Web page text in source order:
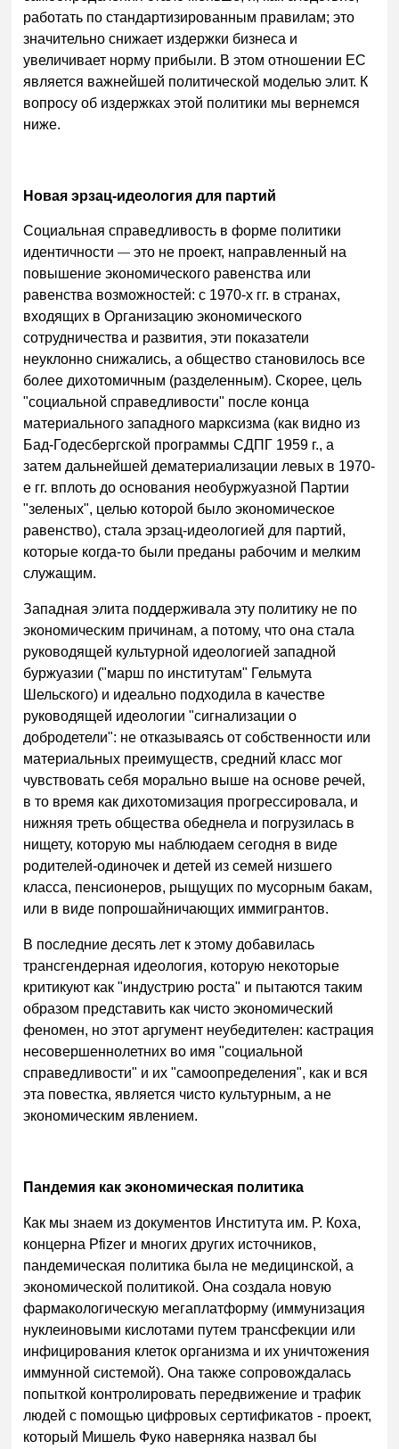
работать по стандартизированным правилам; это
значительно снижает издержки бизнеса и
увеличивает норму прибыли. В этом отношении ЕС
является важнейшей политической моделью элит. К
вопросу об издержках этой политики мы вернемся
ниже.
Новая эрзац-идеология для партий
Социальная справедливость в форме политики
идентичности— это не проект, направленный на
повышение экономического равенства или
равенства возможностей: с 1970-х гг. в странах,
входящих в Организацию экономического
сотрудничества и развития, эти показатели
неуклонно снижались, а общество становилось все
более дихотомичным (разделенным). Скорее, цель
"социальной справедливости" после конца
материального западного марксизма (как видно из
Бад-Годесбергской программы СДПГ 1959 г., а
затем дальнейшей дематериализации левых в 1970-
е гг. вплоть до основания необуржуазной Партии
"зеленых", целью которой было экономическое
равенство), стала эрзац-идеологией для партий,
которые когда-то были преданы рабочим и мелким
служащим.
Западная элита поддерживала эту политику не по
экономическим причинам, а потому, что она стала
руководящей культурной идеологией западной
буржуазии ("марш по институтам" Гельмута
Шельского) и идеально подходила в качестве
руководящей идеологии "сигнализации о
добродетели": не отказываясь от собственности или
материальных преимуществ, средний класс мог
чувствовать себя морально выше на основе речей,
в то время как дихотомизация прогрессировала, и
нижняя треть общества обеднела и погрузилась в
нищету, которую мы наблюдаем сегодня в виде
родителей-одиночек и детей из семей низшего
класса, пенсионеров, рыщущих по мусорным бакам,
или в виде попрошайничающих иммигрантов.
В последние десять лет к этому добавилась
трансгендерная идеология, которую некоторые
критикуют как "индустрию роста" и пытаются таким
образом представить как чисто экономический
феномен, но этот аргумент неубедителен: кастрация
несовершеннолетних во имя "социальной
справедливости" и их "самоопределения", как и вся
эта повестка, является чисто культурным, а не
экономическим явлением.
Пандемия как экономическая политика
Как мы знаем из документов Института им. Р. Коха,
концерна Pfizer и многих других источников,
пандемическая политика была не медицинской, а
экономической политикой. Она создала новую
фармакологическую мегаплатформу (иммунизация
нуклеиновыми кислотами путем трансфекции или
инфицирования клеток организма и их уничтожения
иммунной системой). Она также сопровождалась
попыткой контролировать передвижение и трафик
людей с помощью цифровых сертификатов - проект,
который Мишель Фуко наверняка назвал бы